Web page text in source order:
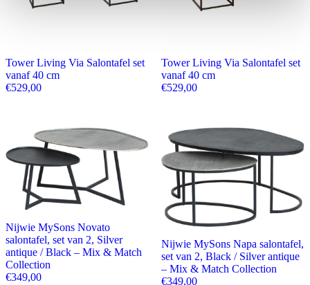
Tower Living Via Salontafel set
vanaf 40 cm
€529,00
Tower Living Via Salontafel set
vanaf 40 cm
€529,00
Nijwie MySons Novato
salontafel, set van 2, Silver
antique / Black – Mix & Match
Collection
€349,00
Nijwie MySons Napa salontafel,
set van 2, Black / Silver antique
– Mix & Match Collection
€349,00